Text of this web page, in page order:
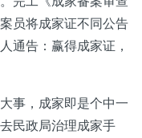
员将成家证不同公告
通告：赢得成家证，
事，成家即是个中一
民政局治理成家手